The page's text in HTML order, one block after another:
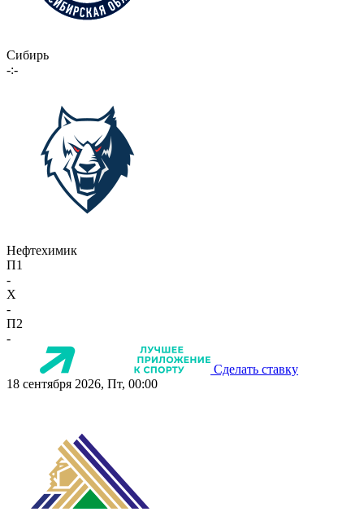
Сибирь
-:-
Нефтехимик
П1
-
X
-
П2
-
Сделать ставку
18 сентября 2026, Пт, 00:00